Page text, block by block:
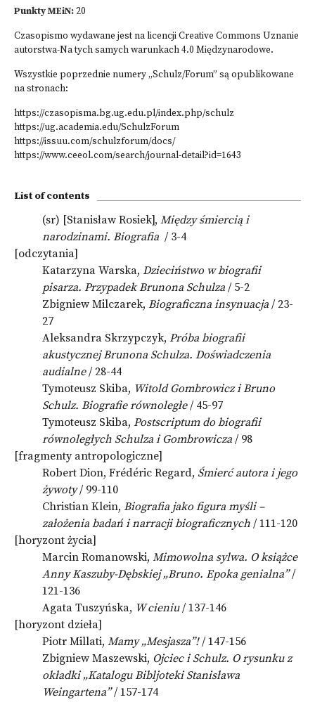
Punkty MEiN:20
Czasopismo wydawane jest na licencjiCreative Commons Uznanie
autorstwa-Na tych samych warunkach 4.0 Międzynarodowe.
Wszystkie poprzednie numery „Schulz/Forum” są opublikowane
na stronach:
https://czasopisma.bg.ug.edu.pl/index.php/schulz
https://ug.academia.edu/SchulzForum
https://issuu.com/schulzforum/docs/
https://www.ceeol.com/search/journal-detail?id=1643
List of contents
(sr) [Stanisław Rosiek], Między śmiercią i
narodzinami. Biografia / 3-4
[odczytania]
Katarzyna Warska, Dzieciństwo w biografii
pisarza. Przypadek Brunona Schulza / 5-2
Zbigniew Milczarek, Biograficzna insynuacja / 23-
27
Aleksandra Skrzypczyk, Próba biografii
akustycznej Brunona Schulza. Doświadczenia
audialne/ 28-44
Tymoteusz Skiba, Witold Gombrowicz i Bruno
Schulz. Biografie równoległe/ 45-97
Tymoteusz Skiba, Postscriptum do biografii
równoległych Schulza i Gombrowicza / 98
[fragmenty antropologiczne]
Robert Dion, Frédéric Regard, Śmierć autora i jego
żywoty/ 99-110
Christian Klein, Biografia jako figura myśli –
założenia badań i narracji biograficznych / 111-120
[horyzont życia]
Marcin Romanowski, Mimowolna sylwa. O książce
Anny Kaszuby-Dębskiej „Bruno. Epoka genialna”/
121-136
Agata Tuszyńska, W cieniu/ 137-146
[horyzont dzieła]
Piotr Millati, Mamy „Mesjasza”! / 147-156
Zbigniew Maszewski, Ojciec i Schulz. O rysunku z
okładki „Katalogu Bibljoteki Stanisława
Weingartena”/ 157-174